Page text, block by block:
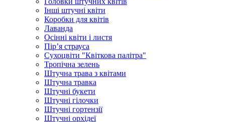
Інші штучні квіти
Коробки для квітів
Лаванда
Осінні квіти і листя
Пір’я страуса
Сухоцвіти "Квіткова палітра"
Тропічна зелень
Штучна трава з квітами
Штучна травка
Штучні букети
Штучні гілочки
Штучні гортензії
Штучні орхідеї